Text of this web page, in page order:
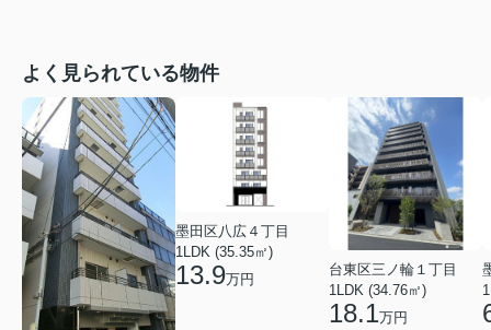
よく見られている物件
墨田区八広４丁目
1LDK (35.35㎡)
13.9万円
台東区三ノ輪１丁目
1LDK (34.76㎡)
18.1万円